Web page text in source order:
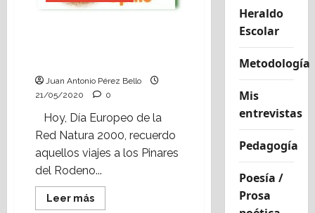
de
la
Juan Antonio Pérez Bello
21/05/2020
0
Hoy, Día Europeo de la
Red Natura 2000, recuerdo
aquellos viajes a los Pinares
del Rodeno...
Leer másLeer
más
Heraldo
Escolar
Metodología
Mis
entrevistas
Pedagogía
Poesía /
Prosa